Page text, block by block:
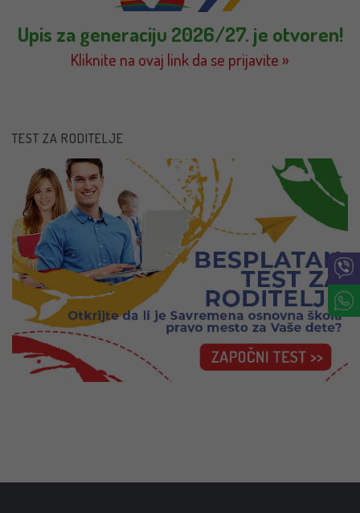
TEST ZA RODITELJE
Upis za generaciju 2026/27. je otvoren!
Kliknite na ovaj link da se prijavite »